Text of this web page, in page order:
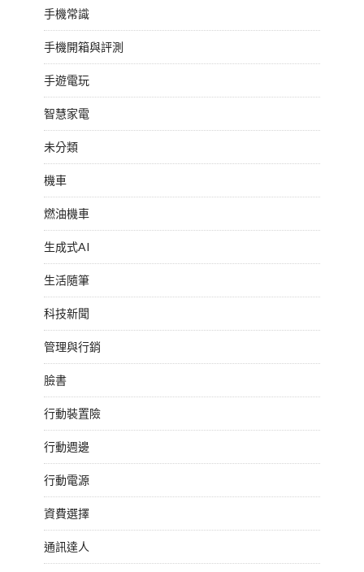
手機常識
手機開箱與評測
手遊電玩
智慧家電
未分類
機車
燃油機車
生成式AI
生活隨筆
科技新聞
管理與行銷
臉書
行動裝置險
行動週邊
行動電源
資費選擇
通訊達人